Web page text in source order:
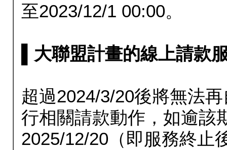
至2023/12/1 00:00。
▌大聯盟計畫的線上請款
超過2024/3/20後將無法
行相關請款動作，如逾該
2025/12/20（即服務終止